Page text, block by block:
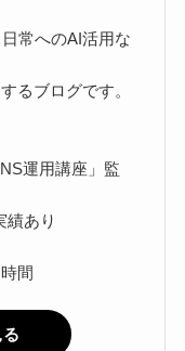
常へのAI活用な
るブログです。
運用講座」監
績あり
間